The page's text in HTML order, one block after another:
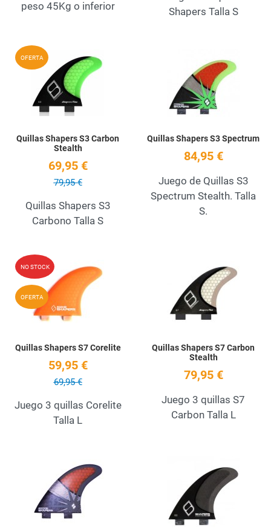
peso 45Kg o inferior
Shapers Talla S
OFERTA
Quillas Shapers S3 Carbon
Stealth
69,95 €
79,95 €
Quillas Shapers S3
Carbono Talla S
Quillas Shapers S3 Spectrum
84,95 €
Juego de Quillas S3
Spectrum Stealth. Talla
S.
NO STOCK
OFERTA
Quillas Shapers S7 Corelite
59,95 €
69,95 €
Juego 3 quillas Corelite
Talla L
Quillas Shapers S7 Carbon
Stealth
79,95 €
Juego 3 quillas S7
Carbon Talla L